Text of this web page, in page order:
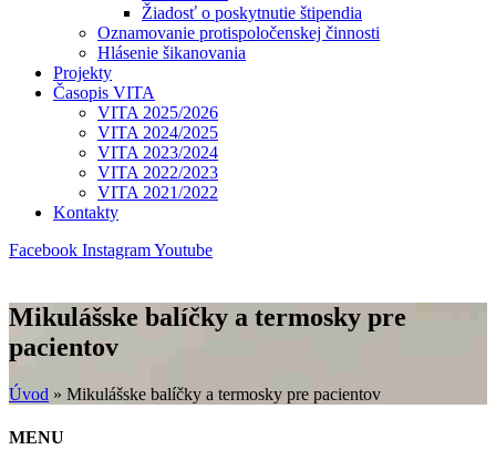
Žiadosť o poskytnutie štipendia
Oznamovanie protispoločenskej činnosti
Hlásenie šikanovania
Projekty
Časopis VITA
VITA 2025/2026
VITA 2024/2025
VITA 2023/2024
VITA 2022/2023
VITA 2021/2022
Kontakty
Facebook InstagramYoutube
Mikulášske balíčky a termosky pre
pacientov
Úvod » Mikulášske balíčky a termosky pre pacientov
MENU